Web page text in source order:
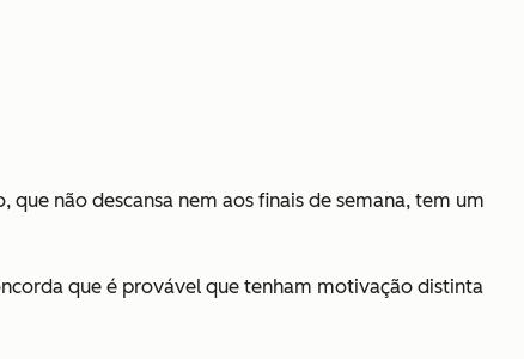
não descansa nem aos finais de semana, tem um
que é provável que tenham motivação distinta